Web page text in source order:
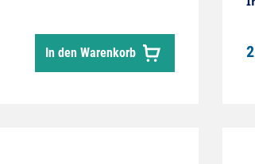
2000/2500mm oder
1/4"IGAusgang:
210 bar / 90
In den Warenkorb